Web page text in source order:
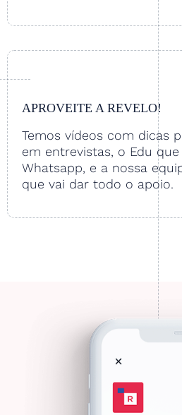
APROVEITE A REVELO!
Temos vídeos com dicas
em entrevistas, o Edu
Whatsapp, e a nossa
que vai dar todo o apoio.